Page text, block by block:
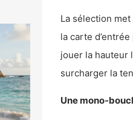
La sélection
la carte
jouer la hauteur
surcharger la
Une mono-